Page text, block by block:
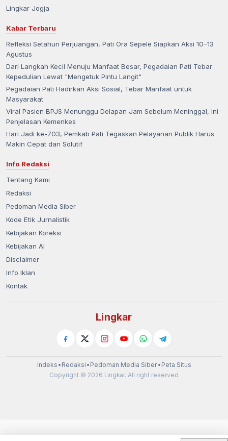
Lingkar Jogja
Kabar Terbaru
Refleksi Setahun Perjuangan, Pati Ora Sepele Siapkan Aksi 10–13
Agustus
Dari Langkah Kecil Menuju Manfaat Besar, Pegadaian Pati Tebar
Kepedulian Lewat "Mengetuk Pintu Langit"
Pegadaian Pati Hadirkan Aksi Sosial, Tebar Manfaat untuk
Masyarakat
Viral Pasien BPJS Menunggu Delapan Jam Sebelum Meninggal, Ini
Penjelasan Kemenkes
Hari Jadi ke-703, Pemkab Pati Tegaskan Pelayanan Publik Harus
Makin Cepat dan Solutif
Info Redaksi
Tentang Kami
Redaksi
Pedoman Media Siber
Kode Etik Jurnalistik
Kebijakan Koreksi
Kebijakan AI
Disclaimer
Info Iklan
Kontak
Lingkar
Indeks • Redaksi • Pedoman Media Siber• Peta Situs
Copyright © 2026 Lingkar. All right reserved